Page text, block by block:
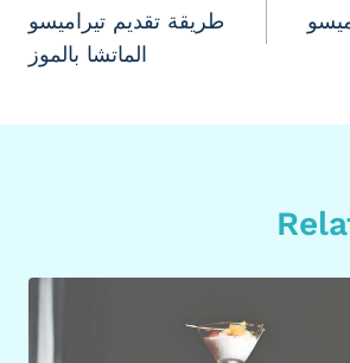
طريقة تقديم تيراميسو
الماتشا بالموز